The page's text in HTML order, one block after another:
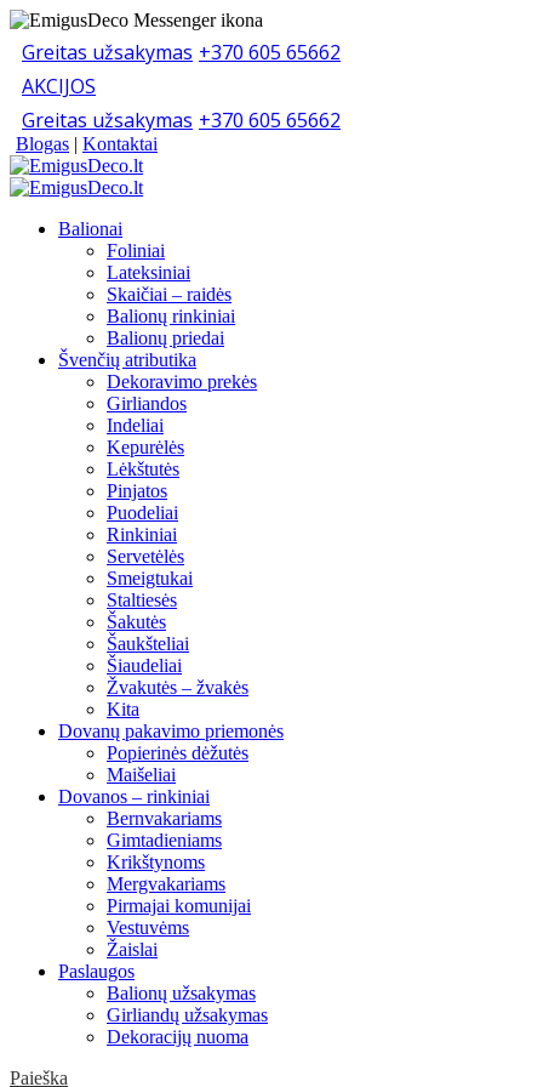
Greitas užsakymas +370 605 65662
AKCIJOS
Greitas užsakymas +370 605 65662
Blogas | Kontaktai
Balionai
Foliniai
Lateksiniai
Skaičiai – raidės
Balionų rinkiniai
Balionų priedai
Švenčių atributika
Dekoravimo prekės
Girliandos
Indeliai
Kepurėlės
Lėkštutės
Pinjatos
Puodeliai
Rinkiniai
Servetėlės
Smeigtukai
Staltiesės
Šakutės
Šaukšteliai
Šiaudeliai
Žvakutės – žvakės
Kita
Dovanų pakavimo priemonės
Popierinės dėžutės
Maišeliai
Dovanos – rinkiniai
Bernvakariams
Gimtadieniams
Krikštynoms
Mergvakariams
Pirmajai komunijai
Vestuvėms
Žaislai
Paslaugos
Balionų užsakymas
Girliandų užsakymas
Dekoracijų nuoma
Paieška